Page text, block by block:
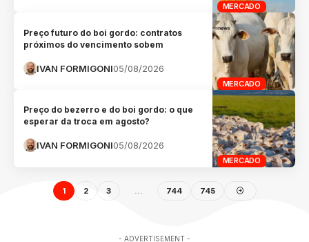
MERCADO
MERCADO
Preço futuro do boi gordo: contratos
próximos do vencimento sobem
IVAN FORMIGONI05/08/2026
MERCADO
Preço do bezerro e do boi gordo: o que
esperar da troca em agosto?
IVAN FORMIGONI05/08/2026
1 2 3 … 744 745
- ADVERTISEMENT -